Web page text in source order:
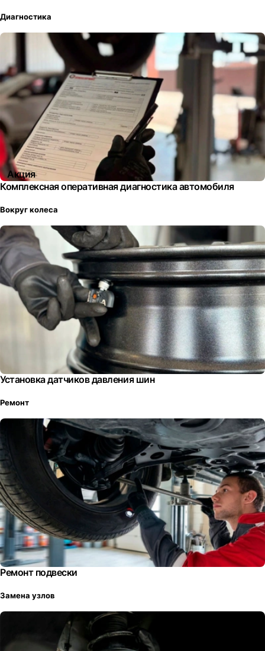
Диагностика
Акция
Комплексная оперативная диагностика автомобиля
Вокруг колеса
Установка датчиков давления шин
Ремонт
Ремонт подвески
Замена узлов